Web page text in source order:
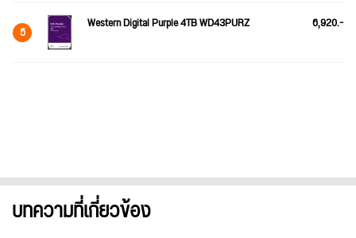
5 Western Digital Purple 4TB WD43PURZ 6,920.-
บทความที่เกี่ยวข้อง